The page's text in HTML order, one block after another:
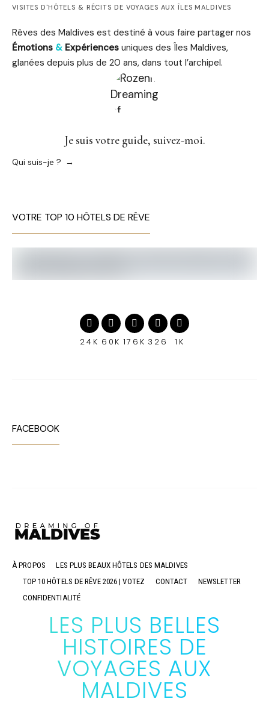
VISITES D'HÔTELS & RÉCITS DE VOYAGES AUX ÎLES MALDIVES
Rêves des Maldives est destiné à vous faire partager nos
Émotions & Expériences uniques des Îles Maldives,
glanées depuis plus de 20 ans, dans tout l’archipel.
Je suis votre guide, suivez-moi.
Qui suis-je ?
VOTRE TOP 10 HÔTELS DE RÊVE
24K 60K 176K 326 1K
FACEBOOK
À PROPOS
LES PLUS BEAUX HÔTELS DES MALDIVES
TOP 10 HÔTELS DE RÊVE 2026 | VOTEZ
CONTACT
NEWSLETTER
CONFIDENTIALITÉ
LES PLUS BELLES
HISTOIRES DE
VOYAGES AUX
MALDIVES